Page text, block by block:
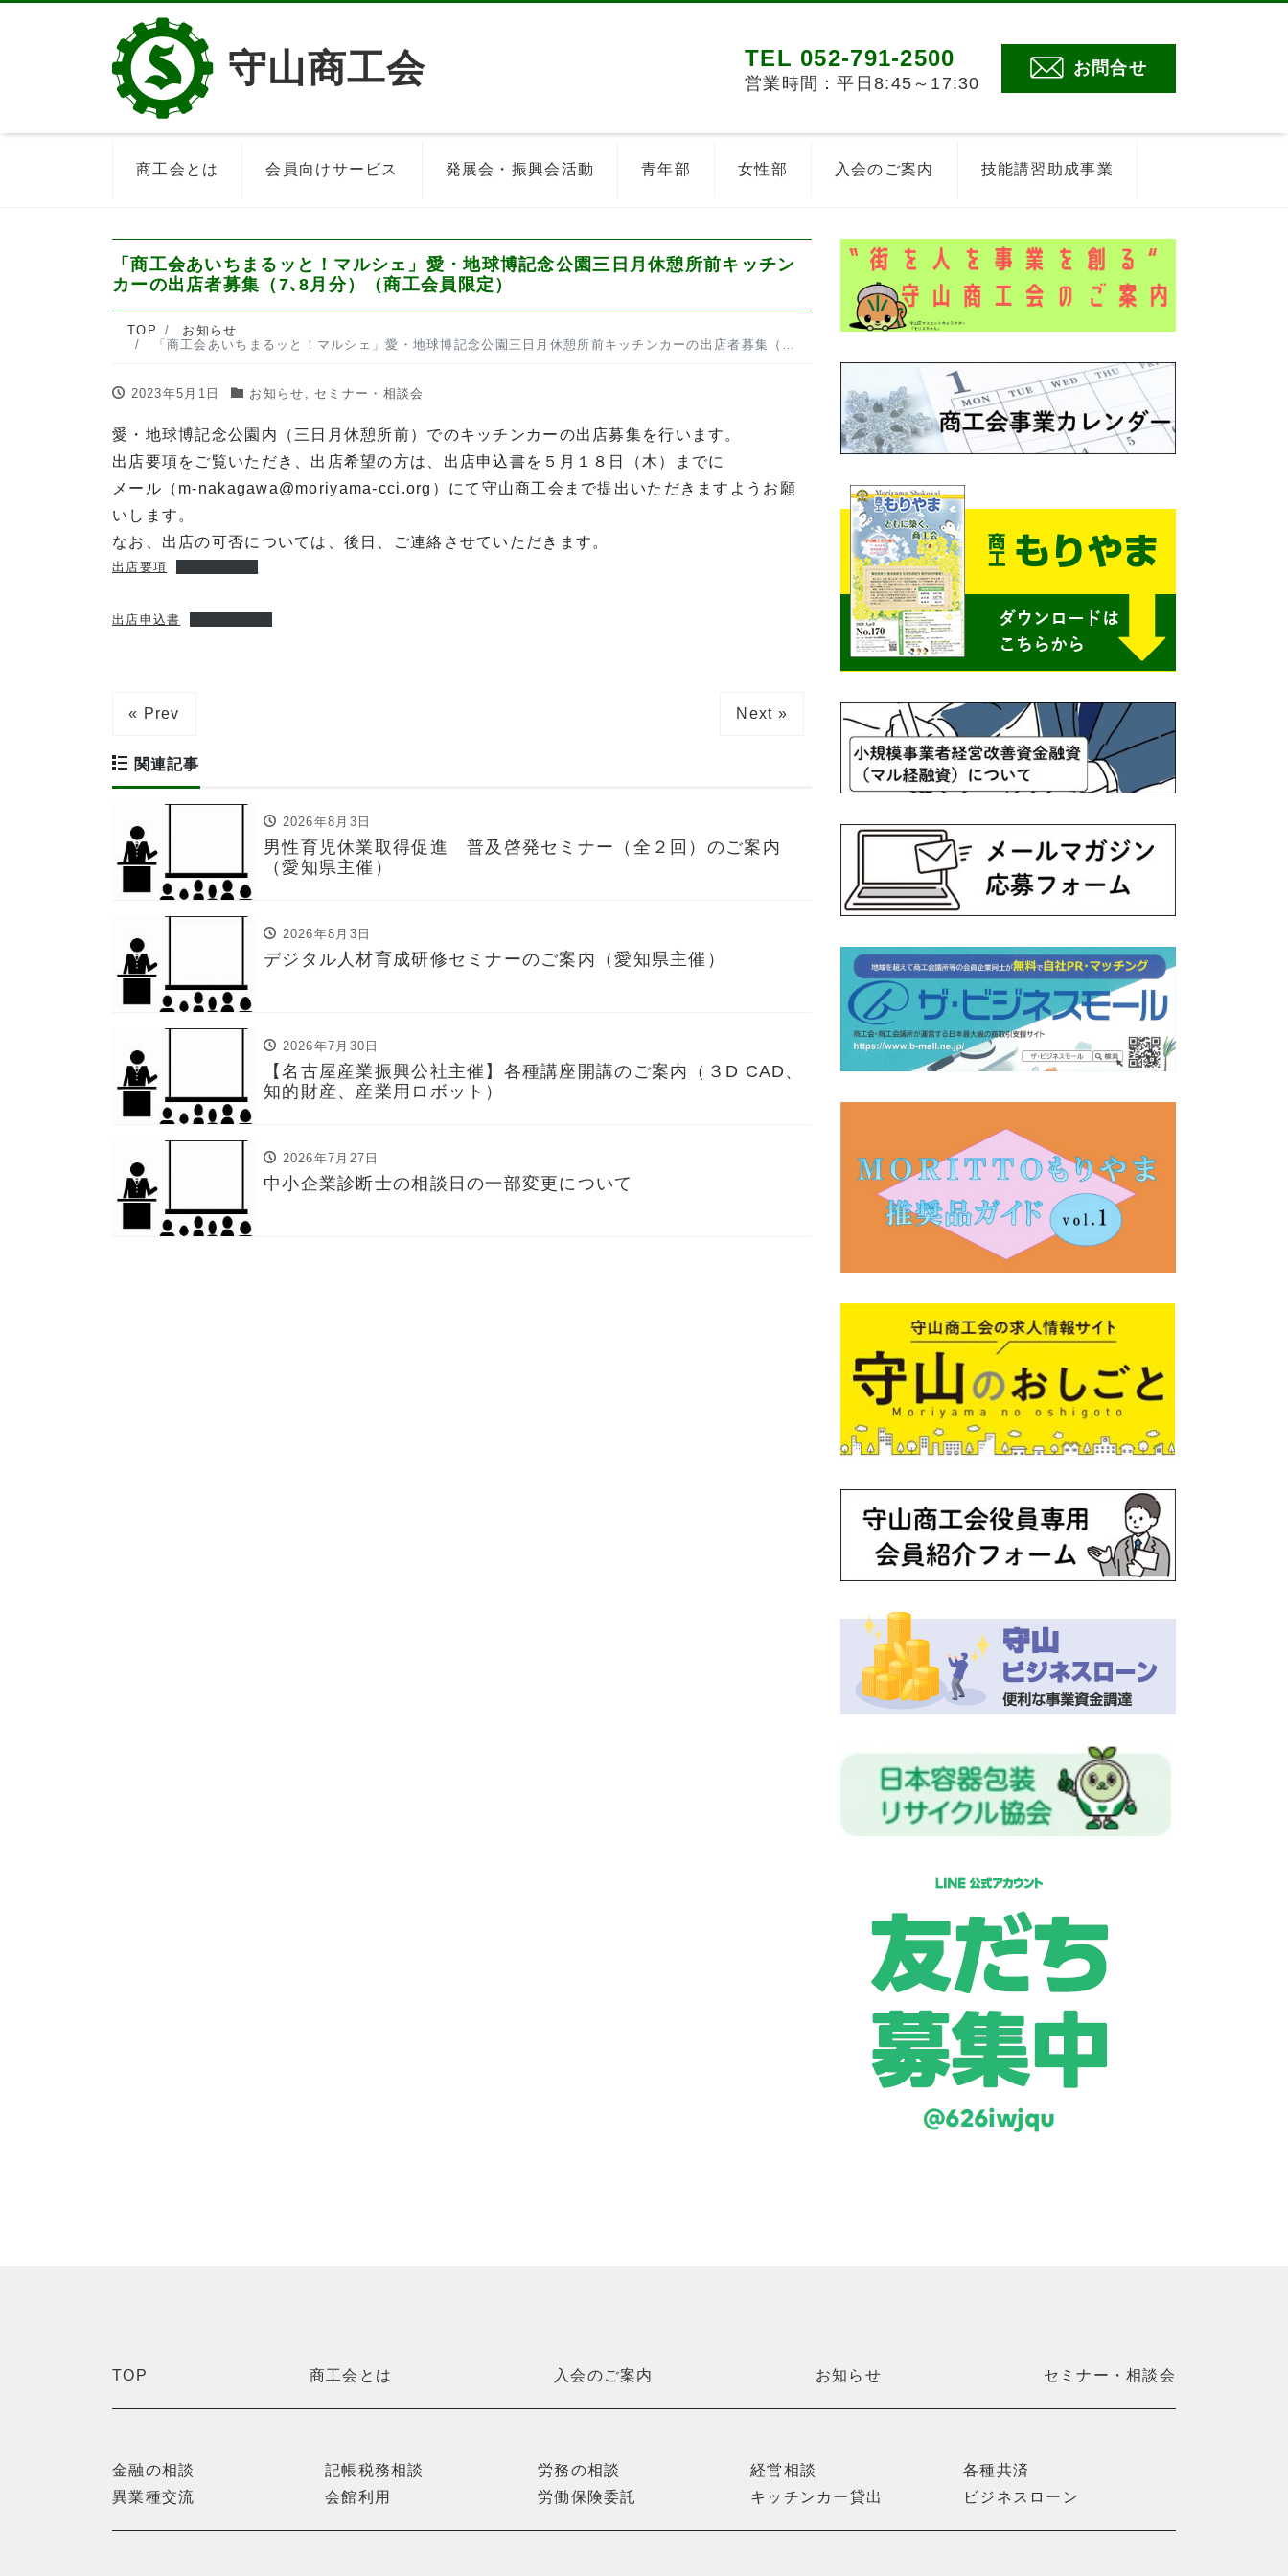
守山商工会 TEL 052-791-2500
営業時間：平日8:45～17:30
お問合せ
商工会とは 会員向けサービス 発展会・振興会活動 青年部 女性部 入会のご案内 技能講習助成事業
「商工会あいちまるッと！マルシェ」愛・地球博記念公園三日月休憩所前キッチン
カーの出店者募集（7､8月分）（商工会員限定）
TOP
お知らせ
「商工会あいちまるッと！マルシェ」愛・地球博記念公園三日月休憩所前キッチンカーの出店者募集（7､8月分）（商工会員限定）
2023年5月1日 お知らせ , セミナー・相談会
愛・地球博記念公園内（三日月休憩所前）でのキッチンカーの出店募集を行います。
出店要項をご覧いただき、出店希望の方は、出店申込書を５月１８日（木）までに
メール（m-nakagawa@moriyama-cci.org）にて守山商工会まで提出いただきますようお願
いします。
なお、出店の可否については、後日、ご連絡させていただきます。
出店要項
出店申込書
« Prev Next »
関連記事
2026年8月3日
男性育児休業取得促進 普及啓発セミナー（全２回）のご案内
（愛知県主催）
2026年8月3日
デジタル人材育成研修セミナーのご案内（愛知県主催）
2026年7月30日
【名古屋産業振興公社主催】各種講座開講のご案内（３D CAD、
知的財産、産業用ロボット）
2026年7月27日
中小企業診断士の相談日の一部変更について
TOP 商工会とは 入会のご案内 お知らせ セミナー・相談会
金融の相談 記帳税務相談 労務の相談 経営相談
各種共済
異業種交流
会館利用 労働保険委託 キッチンカー貸出 ビジネスローン